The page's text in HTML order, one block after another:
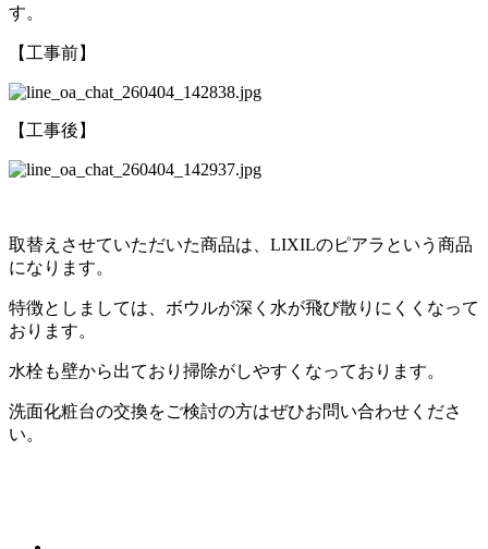
す。
【工事前】
【工事後】
取替えさせていただいた商品は、LIXILのピアラという商品
になります。
特徴としましては、ボウルが深く水が飛び散りにくくなって
おります。
水栓も壁から出ており掃除がしやすくなっております。
洗面化粧台の交換をご検討の方はぜひお問い合わせくださ
い。